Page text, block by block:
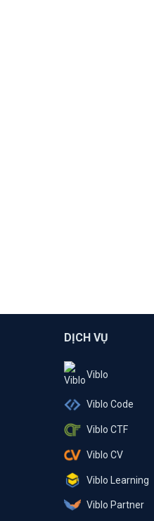
DỊCH VỤ
Viblo
Viblo Code
Viblo CTF
Viblo CV
Viblo Learning
Viblo Partner